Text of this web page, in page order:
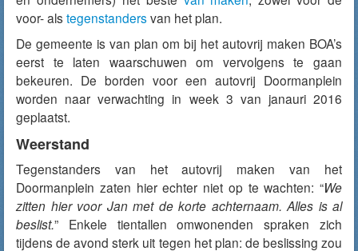
voor- als tegenstandersvan het plan.
De gemeente is van plan om bij het autovrij maken BOA’s
eerst te laten waarschuwen om vervolgens te gaan
bekeuren. De borden voor een autovrij Doormanplein
worden naar verwachting in week 3 van janauri 2016
geplaatst.
Weerstand
Tegenstanders van het autovrij maken van het
Doormanplein zaten hier echter niet op te wachten: “We
zitten hier voor Jan met de korte achternaam. Alles is al
beslist.” Enkele tientallen omwonenden spraken zich
tijdens de avond sterk uit tegen het plan: de beslissing zou